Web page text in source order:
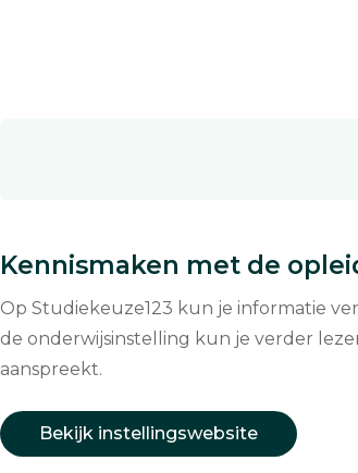
Kennismaken met de
Op Studiekeuze123 kun je informatie
de onderwijsinstelling kun je verder
aanspreekt.
Bekijk instellingswebsite